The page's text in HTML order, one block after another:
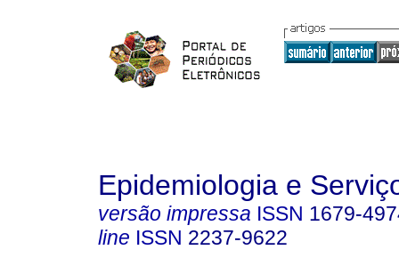
Epidemiologia e
versão impressa ISSN 1679-
line ISSN 2237-9622